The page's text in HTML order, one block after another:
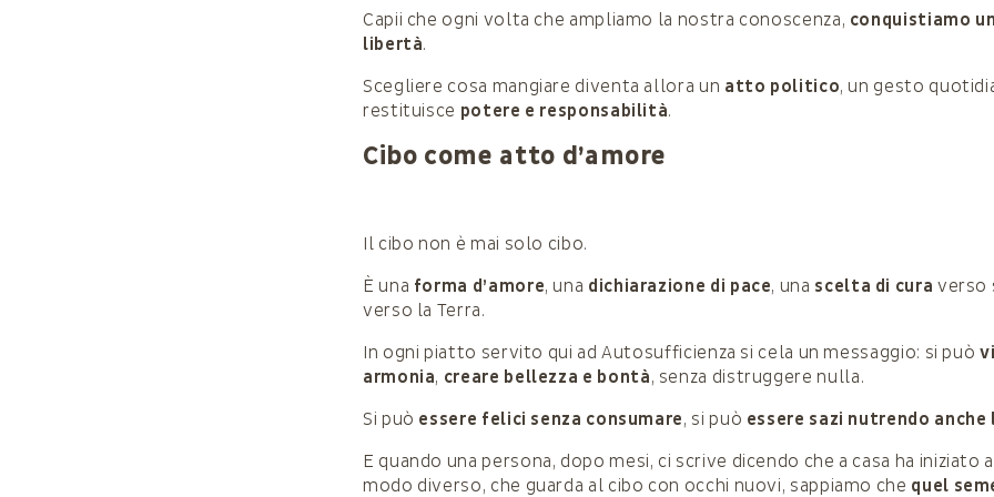
Capii che ogni volta che ampliamo la nostra conoscenza, conquistiamo
libertà.
Scegliere cosa mangiare diventa allora un atto politico, un gesto
restituisce potere e responsabilità.
Cibo come atto d’amore
Il cibo non è mai solo cibo.
È una forma d’amore, una dichiarazione di pace, una scelta di cura verso
verso la Terra.
In ogni piatto servito qui ad Autosufficienza si cela un messaggio: si può
armonia, creare bellezza e bontà, senza distruggere nulla.
Si può essere felici senza consumare, si può essere sazi nutrendo anche
E quando una persona, dopo mesi, ci scrive dicendo che a casa ha iniziato
modo diverso, che guarda al cibo con occhi nuovi, sappiamo che quel